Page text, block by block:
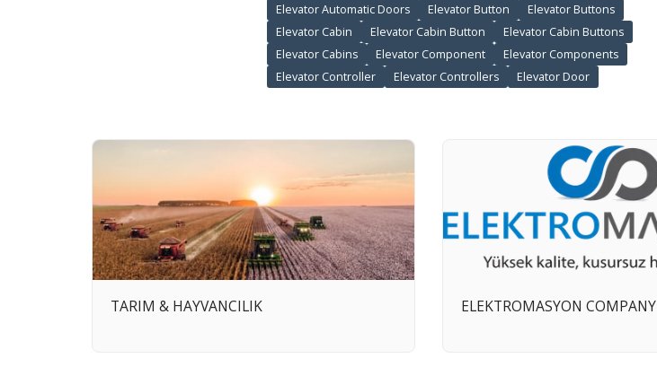
Elevator Automatic Doors
Elevator Button
Elevator Buttons
Elevator Cabin
Elevator Cabin Button
Elevator Cabin Buttons
Elevator Cabins
Elevator Component
Elevator Components
Elevator Controller
Elevator Controllers Elevator Door
TARIM & HAYVANCILIK ELEKTROMASYON COMPANY